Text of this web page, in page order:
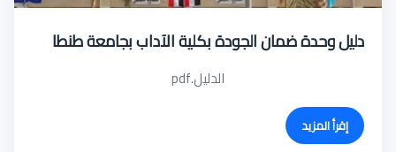
دليل وحدة ضمان الجودة بكلية الآداب بجامعة طنطا
الدليل.pdf
إقرأ المزيد